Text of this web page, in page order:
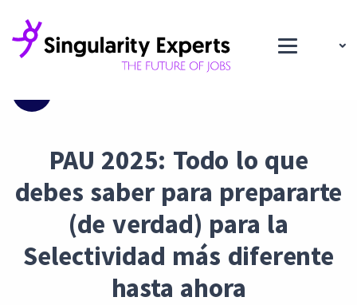
PAU 2025: Todo lo que
debes saber para prepararte
(de verdad) para la
Selectividad más diferente
hasta ahora